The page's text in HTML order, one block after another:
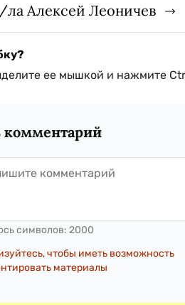
Алексей Леоничев
ее мышкой и нажмите
комментарий
символов: 2000
чтобы иметь возможность
материалы